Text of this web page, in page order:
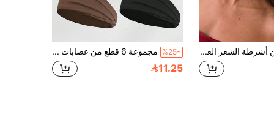
4 قطع من أشرطة الشعر العريضة من الدانتيل للنساء، أشرطة شعر مرنة مزينة بالزهور، غير قابلة للانزلاق، إكسسوارات شعر أنيقة، إكسسوارات شعر، إكسسوارات، استوائية، خريفية %25- مجموعة 6 قطع من عصابات الرأس الرياضية المرنة ذات اللون الموحد للنساء، مناسبة للارتداء اليومي العادي، عصابة رأس للياقة البدنية، إكسسوارات الشعر للنساء
11.25